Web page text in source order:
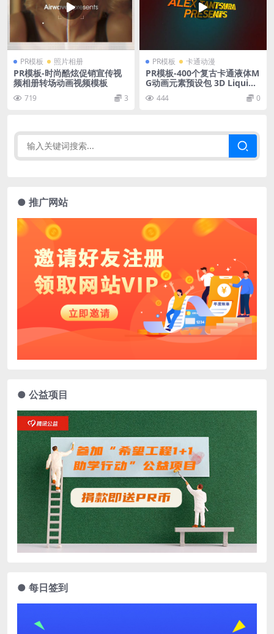
PR模板 照片相册
PR模板-时尚酷炫促销宣传视
频相册转场动画视频模板
719 3
PR模板 卡通动漫
PR模板-400个复古卡通液体M
G动画元素预设包 3D Liquid
444 0
● 推广网站
● 公益项目
● 每日签到